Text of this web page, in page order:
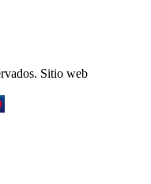
Sitio web